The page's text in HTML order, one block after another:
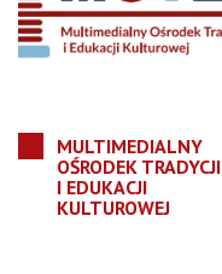
MULTIMEDIALNY
OŚRODEK TRADYCJI
I EDUKACJI
KULTUROWEJ